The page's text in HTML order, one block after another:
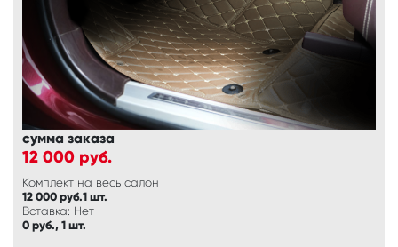
сумма заказа
12 000 руб.
Комплект на весь салон
12 000 руб.1 шт.
Вставка: Нет
0 руб., 1 шт.